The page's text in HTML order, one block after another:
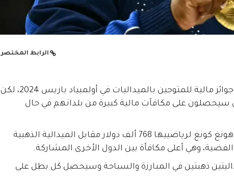
الرابط المختصر
لا تمنح اللجنة الأولمبية الدولية جوائز مالية للمتوجين بالميداليات في أولمبياد باريس 2024، لكن
سيحصلون على مكافآت مالية كبيرة من بلدانهم في حال
وبحسب مجلة فوربس، ستمنح هونغ كونغ لرياضييها 768 ألف دولار مقابل الميدالية الذهبية
ذهبتين في المبارزة والسباحة وسيحصل كل بطل على